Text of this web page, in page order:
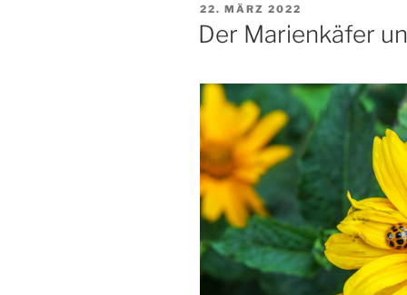
VERÖFFENTLICHT
AM
22. MÄRZ 2022
Der Marienkäfer